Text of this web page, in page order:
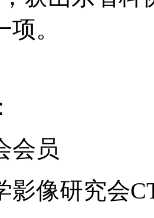
。
会员
影像研究会